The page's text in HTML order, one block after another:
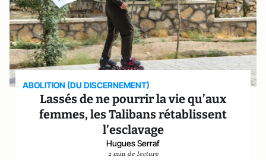
ABOLITION (DU DISCERNEMENT)
Lassés de ne pourrir la vie qu’aux
femmes, les Talibans rétablissent
l’esclavage
Hugues Serraf
2 min de lecture